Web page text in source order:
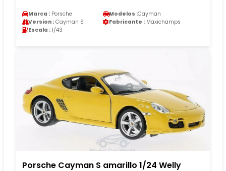
Marca : Porsche Modelos :Cayman
Version : Cayman S Fabricante : Maxichamps
Escala : 1/43
Porsche Cayman S amarillo 1/24 Welly